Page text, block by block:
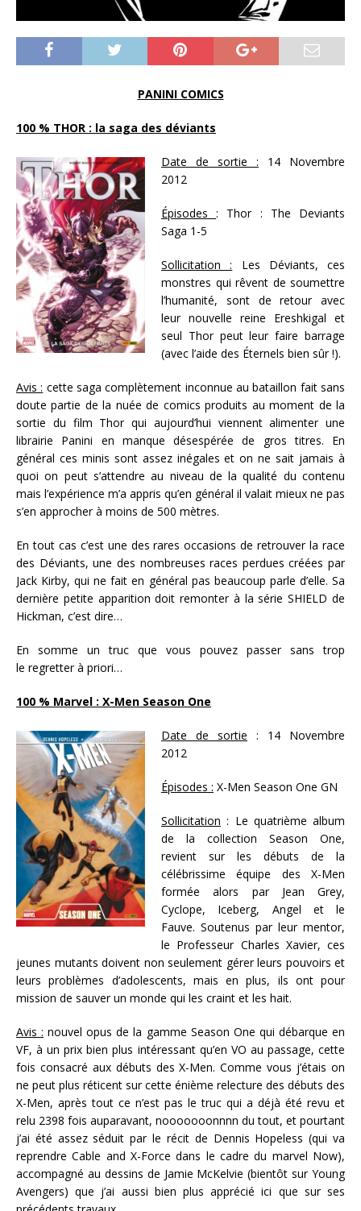
PANINI COMICS
100 % THOR : la saga des déviants
Date de sortie : 14 Novembre
2012
Épisodes: Thor : The Deviants
Saga 1-5
Sollicitation : Les Déviants, ces
monstres qui rêvent de soumettre
l’humanité, sont de retour avec
leur nouvelle reine Ereshkigal et
seul Thor peut leur faire barrage
(avec l’aide des Éternels bien sûr !).
Avis : cette saga complètement inconnue au bataillon fait sans
doute partie de la nuée de comics produits au moment de la
sortie du film Thor qui aujourd’hui viennent alimenter une
librairie Panini en manque désespérée de gros titres. En
général ces minis sont assez inégales et on ne sait jamais à
quoi on peut s’attendre au niveau de la qualité du contenu
mais l’expérience m’a appris qu’en général il valait mieux ne pas
s’en approcher à moins de 500 mètres.
En tout cas c’est une des rares occasions de retrouver la race
des Déviants, une des nombreuses races perdues créées par
Jack Kirby, qui ne fait en général pas beaucoup parle d’elle. Sa
dernière petite apparition doit remonter à la série SHIELD de
Hickman, c’est dire…
En somme un truc que vous pouvez passer sans trop
le regretter à priori…
100 % Marvel : X-Men Season One
Date de sortie : 14 Novembre
2012
Épisodes : X-Men Season One GN
Sollicitation : Le quatrième album
de la collection Season One,
revient sur les débuts de la
célébrissime équipe des X-Men
formée alors par Jean Grey,
Cyclope, Iceberg, Angel et le
Fauve. Soutenus par leur mentor,
le Professeur Charles Xavier, ces
jeunes mutants doivent non seulement gérer leurs pouvoirs et
leurs problèmes d’adolescents, mais en plus, ils ont pour
mission de sauver un monde qui les craint et les hait.
Avis : nouvel opus de la gamme Season One qui débarque en
VF, à un prix bien plus intéressant qu’en VO au passage, cette
fois consacré aux débuts des X-Men. Comme vous j’étais on
ne peut plus réticent sur cette énième relecture des débuts des
X-Men, après tout ce n’est pas le truc qui a déjà été revu et
relu 2398 fois auparavant, nooooooonnnn du tout, et pourtant
j’ai été assez séduit par le récit de Dennis Hopeless (qui va
reprendre Cable and X-Force dans le cadre du marvel Now),
accompagné au dessins de Jamie McKelvie (bientôt sur Young
Avengers) que j’ai aussi bien plus apprécié ici que sur ses